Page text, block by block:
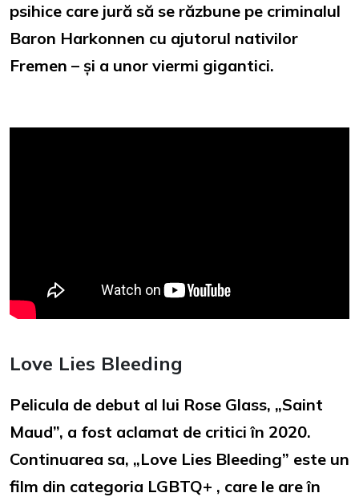
psihice care jură să se răzbune pe criminalul
Baron Harkonnen cu ajutorul nativilor
Fremen – și a unor viermi gigantici.
Love Lies Bleeding
Pelicula de debut al lui Rose Glass, „Saint
Maud”, a fost aclamat de critici în 2020.
Continuarea sa, „Love Lies Bleeding” este un
film din categoria LGBTQ+ , care le are în